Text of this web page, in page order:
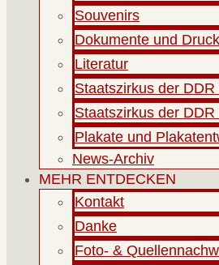
Souvenirs
Dokumente und
Literatur
Staatszirkus der
Staatszirkus der
Plakate und
News-Archiv
MEHR ENTDECKEN
Kontakt
Danke
Foto- &